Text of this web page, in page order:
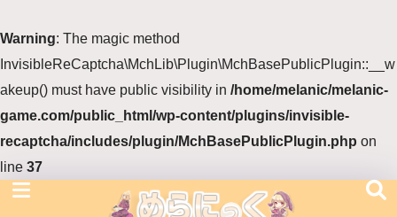
Warning: The magic method
InvisibleReCaptcha\MchLib\Plugin\MchBasePublicPlugin::__w
akeup() must have public visibility in /home/melanic/melanic-
game.com/public_html/wp-content/plugins/invisible-
recaptcha/includes/plugin/MchBasePublicPlugin.php on
line 37